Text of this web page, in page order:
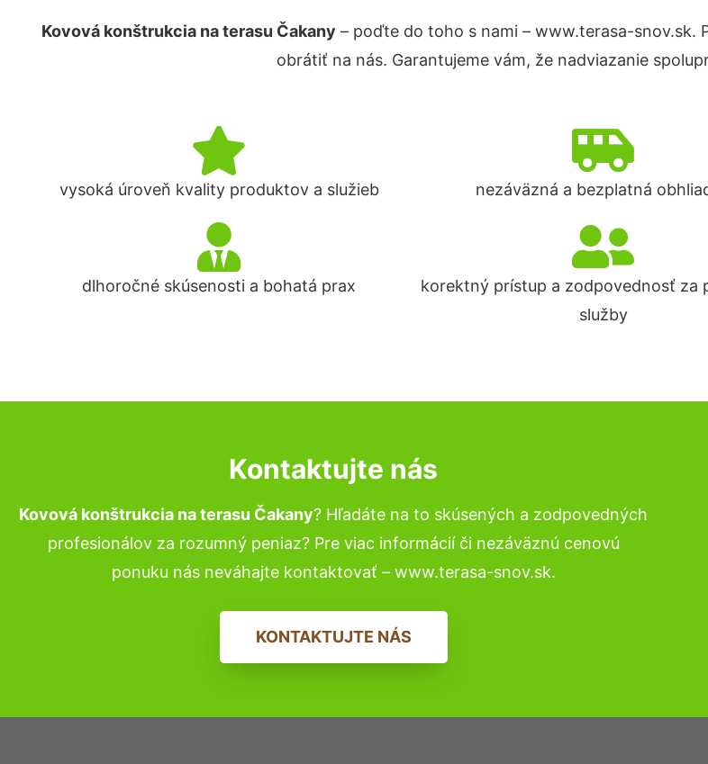
Kovová konštrukcia na terasu Čakany – poďte do toho s nami – www.terasa-snov.sk.
obrátiť na nás. Garantujeme vám, že nadviazanie
vysoká úroveň kvality produktov a služieb nezáväzná a bezplatná
dlhoročné skúsenosti a bohatá prax
korektný prístup a zodpovednosť za
služby
Kontaktujte nás
Kovová konštrukcia na terasu Čakany? Hľadáte na to skúsených a zodpovedných
profesionálov za rozumný peniaz? Pre viac informácií či nezáväznú cenovú
ponuku nás neváhajte kontaktovať – www.terasa-snov.sk.
KONTAKTUJTE NÁS